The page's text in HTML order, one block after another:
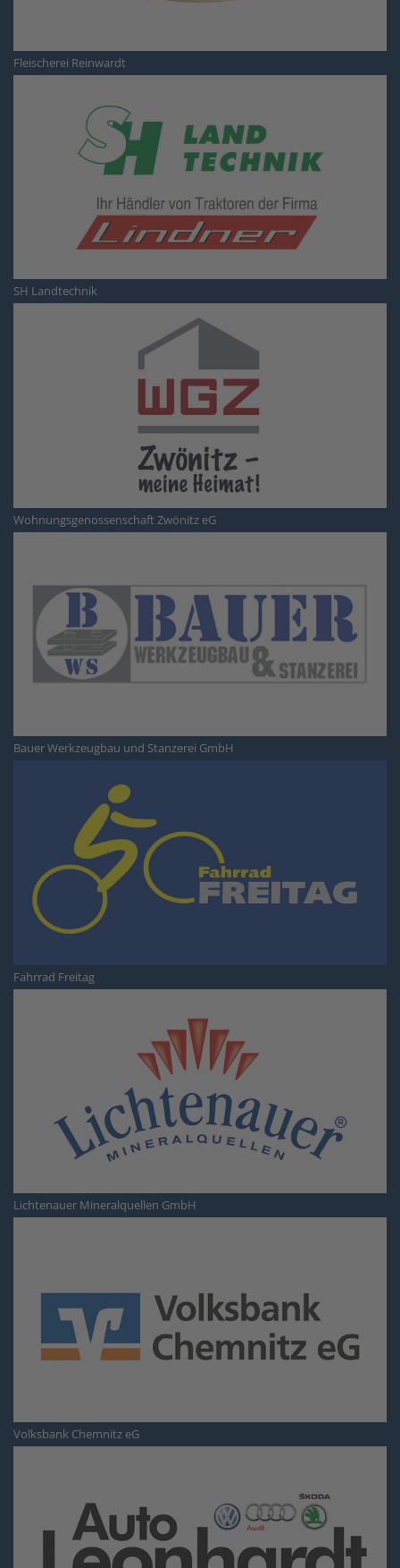
Fleischerei Reinwardt
SH Landtechnik
Wohnungsgenossenschaft Zwönitz eG
Bauer Werkzeugbau und Stanzerei GmbH
Fahrrad Freitag
Lichtenauer Mineralquellen GmbH
Volksbank Chemnitz eG